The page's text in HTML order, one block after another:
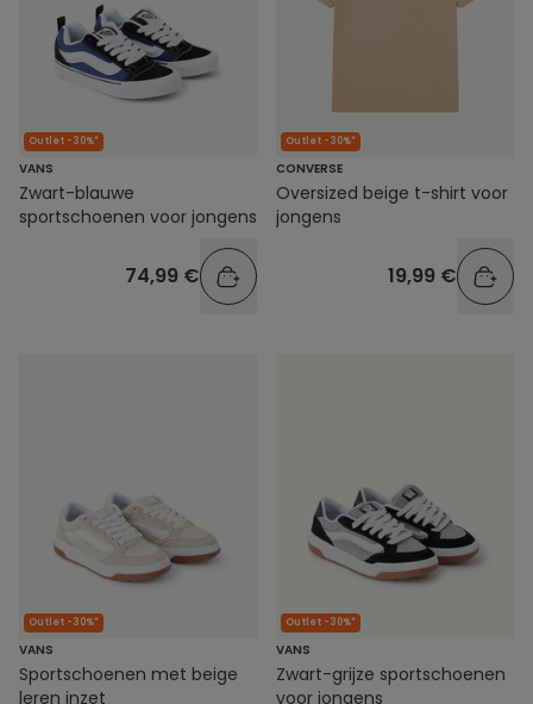
Outlet -30%*
VANS
Zwart-blauwe
sportschoenen voor jongens
74,99 €
Outlet -30%*
CONVERSE
Oversized beige t-shirt voor
jongens
19,99 €
Outlet -30%*
VANS
Sportschoenen met beige
leren inzet
Outlet -30%*
VANS
Zwart-grijze sportschoenen
voor jongens